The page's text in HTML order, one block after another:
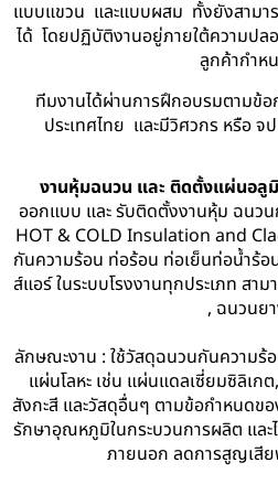
แบบแขวน และแบบผสม ทั้งยังสามา
ได้ โดยปฏิบัติงานอยู่ภายใต้ความป
ลูกค้ากำห
ทีมงานได้ผ่านการฝึกอบรมตามข้
ประเทศไทย และมีวิศวกร หรือ
งานหุ้มฉนวน และ ติดตั้งแผ่นอลู
ออกแบบ และ รับติดตั้งงานหุ้ม ฉนวน
HOT & COLD Insulation and
กันความร้อน ท่อร้อน ท่อเย็นท่อน้ำร้
ส์แอร์ ในระบบโรงงานทุกประเภท สา
, ฉนวนย
ลักษณะงาน : ใช้วัสดุฉนวนกันความ
แผ่นโลหะ เช่น แผ่นแดลเซี่ยมซิลิเก
สังกะสี และวัสดุอื่นๆ ตามข้อกำหนดข
รักษาอุณหภูมิในกระบวนการผลิต แล
ภายนอก ลดการสูญเสีย